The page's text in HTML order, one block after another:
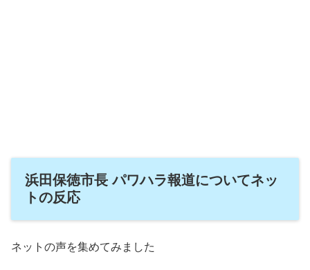
浜田保徳市長 パワハラ報道についてネッ
トの反応
ネットの声を集めてみました